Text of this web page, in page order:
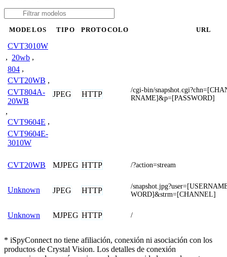
MODELOS TIPO PROTOCOLO URL
CVT3010W
, 20wb ,
804 ,
CVT20WB ,
CVT804A-
20WB
,
CVT9604E ,
CVT9604E-
3010W
JPEG HTTP
/cgi-bin/
RNAME]&p=[PASSWORD]
CVT20WB MJPEG HTTP /?action=stream
Unknown JPEG HTTP
/
WORD]&strm=[CHANNEL]
Unknown MJPEG HTTP /
* iSpyConnect no tiene afiliación, conexión ni asociación con los
productos de Crystal Vision. Los detalles de conexión